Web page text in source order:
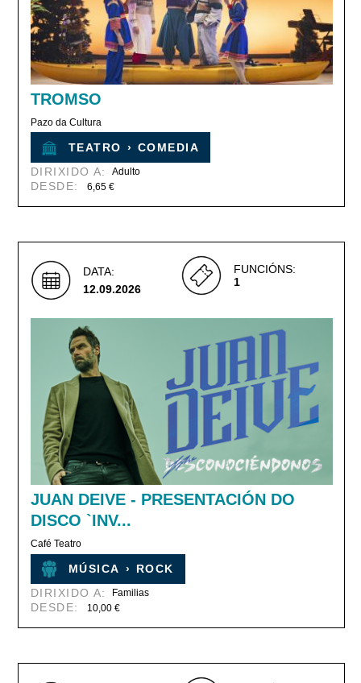
TROMSO
Pazo da Cultura
TEATRO › COMEDIA
DIRIXIDO A:
Adulto
DESDE: 6,65 €
DATA:
12.09.2026
FUNCIÓNS:
1
JUAN DEIVE - PRESENTACIÓN DO
DISCO `INV...
Café Teatro
MÚSICA ›
ROCK
DIRIXIDO A:
Familias
DESDE: 10,00 €